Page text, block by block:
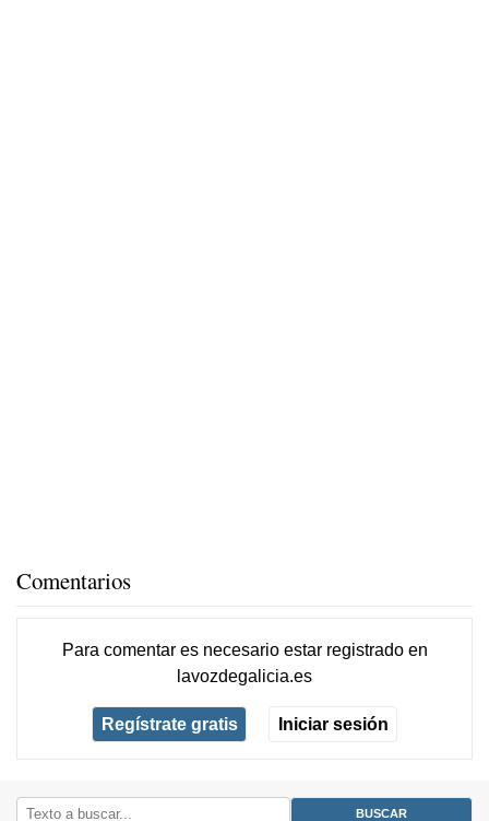
Comentarios
Para comentar es necesario estar registradoen
lavozdegalicia.es
Regístrate gratis Iniciar sesión